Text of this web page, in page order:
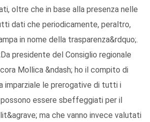
oltre che in base alla presenza nelle
dati che periodicamente, peraltro,
in nome della trasparenza&rdquo;.
presidente del Consiglio regionale
Mollica &ndash; ho il compito di
imparziale le prerogative di tutti i
essere sbeffeggiati per il
ma che vanno invece valutati